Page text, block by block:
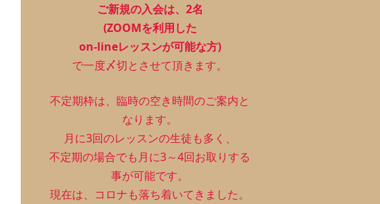
ご新規の入会は、2名
(ZOOMを利用した
on-lineレッスンが可能な方)
で一度〆切とさせて頂きます。
不定期枠は、 臨時の空き時間のご案内と
なります。
月に3回のレッスンの生徒も多く、
不定期の場合でも月に3～4回お取りする
事が可能です。
現在は、コロナも落ち着いてきました。